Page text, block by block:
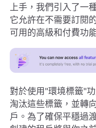
上手，我們引入了一
它允許在不需要訂閱
可用的高級和付費功
對於使用"環境標籤"
淘汰這些標籤，並轉
戶。為了確保平穩過